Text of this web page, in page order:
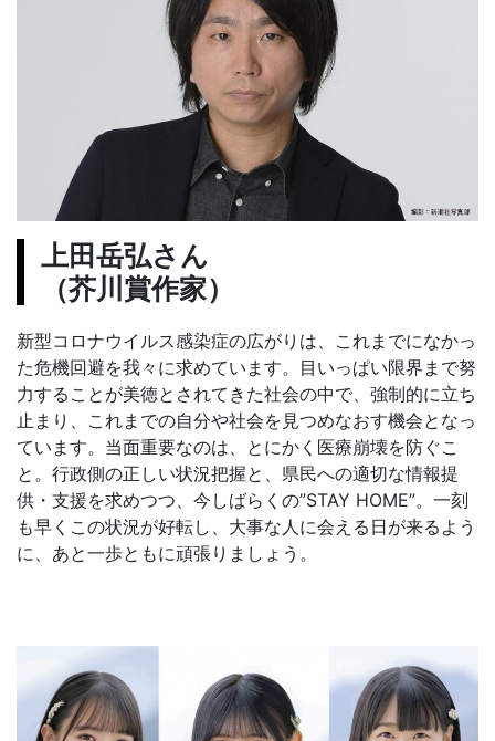
上田岳弘さん
（芥川賞作家）
新型コロナウイルス感染症の広がりは、これまでになかっ
た危機回避を我々に求めています。目いっぱい限界まで努
力することが美徳とされてきた社会の中で、強制的に立ち
止まり、これまでの自分や社会を見つめなおす機会となっ
ています。当面重要なのは、とにかく医療崩壊を防ぐこ
と。行政側の正しい状況把握と、県民への適切な情報提
供・支援を求めつつ、今しばらくの”STAY HOME”。一刻
も早くこの状況が好転し、大事な人に会える日が来るよう
に、あと一歩ともに頑張りましょう。